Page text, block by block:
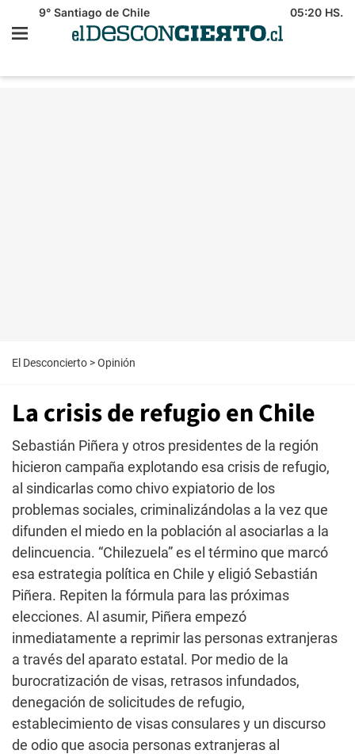
9° Santiago de Chile 05:20 HS.
El Desconcierto >Opinión
La crisis de refugio en Chile
Sebastián Piñera y otros presidentes de la región
hicieron campaña explotando esa crisis de refugio,
al sindicarlas como chivo expiatorio de los
problemas sociales, criminalizándolas a la vez que
difunden el miedo en la población al asociarlas a la
delincuencia. “Chilezuela” es el término que marcó
esa estrategia política en Chile y eligió Sebastián
Piñera. Repiten la fórmula para las próximas
elecciones. Al asumir, Piñera empezó
inmediatamente a reprimir las personas extranjeras
a través del aparato estatal. Por medio de la
burocratización de visas, retrasos infundados,
denegación de solicitudes de refugio,
establecimiento de visas consulares y un discurso
de odio que asocia personas extranjeras al